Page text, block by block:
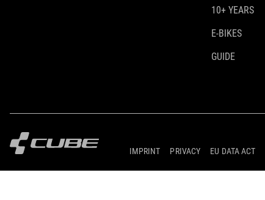
10+ YEARS
E-BIKES
GUIDE
IMPRINT PRIVACY EU DATA ACT